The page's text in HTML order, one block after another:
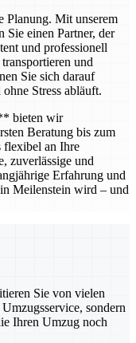
Planung. Mit unserem
einen Partner, der
und professionell
und
Sie sich darauf
Stress abläuft.
bieten wir
Beratung bis zum
flexibel an Ihre
zuverlässige und
Erfahrung und
Meilenstein wird – und
Sie von vielen
sondern
Ihren Umzug noch